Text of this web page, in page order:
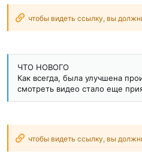
чтобы видеть ссылку, вы
ЧТО НОВОГО
Как всегда, была улучшена
смотреть видео стало еще
чтобы видеть ссылку, вы